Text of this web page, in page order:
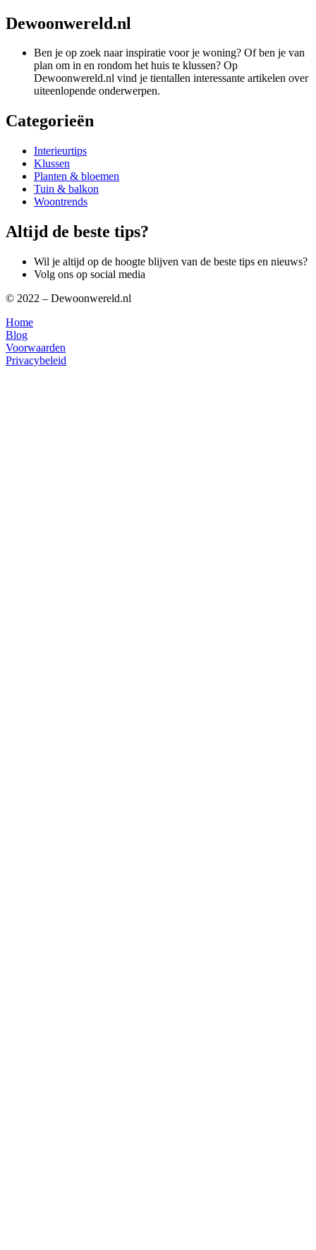
Dewoonwereld.nl
Ben je op zoek naar inspiratie voor je woning? Of ben je van
plan om in en rondom het huis te klussen? Op
Dewoonwereld.nl vind je tientallen interessante artikelen over
uiteenlopende onderwerpen.
Categorieën
Interieurtips
Klussen
Planten & bloemen
Tuin & balkon
Woontrends
Altijd de beste tips?
Wil je altijd op de hoogte blijven van de beste tips en nieuws?
Volg ons op social media
© 2022 – Dewoonwereld.nl
Home
Blog
Voorwaarden
Privacybeleid